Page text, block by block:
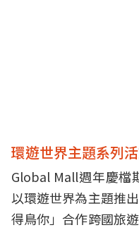
環遊世界主題系列
Global Mall週年慶檔
以環遊世界為主題推
得鳥你」合作跨國旅